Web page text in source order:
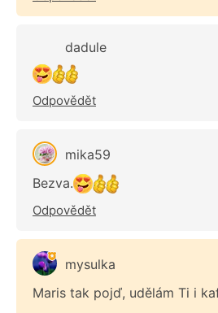
dadule
Odpovědět
mika59
Bezva.
Odpovědět
mysulka
Maris tak pojď, udělám Ti i